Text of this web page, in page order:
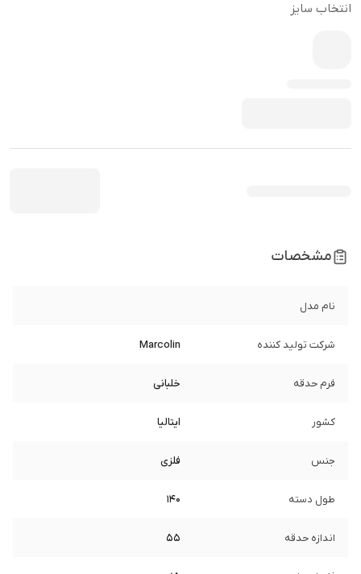
انتخاب سایز
مشخصات
نام مدل
شرکت تولید کننده Marcolin
فرم حدقه خلبانی
کشور ایتالیا
جنس فلزی
طول دسته 140
اندازه حدقه 55